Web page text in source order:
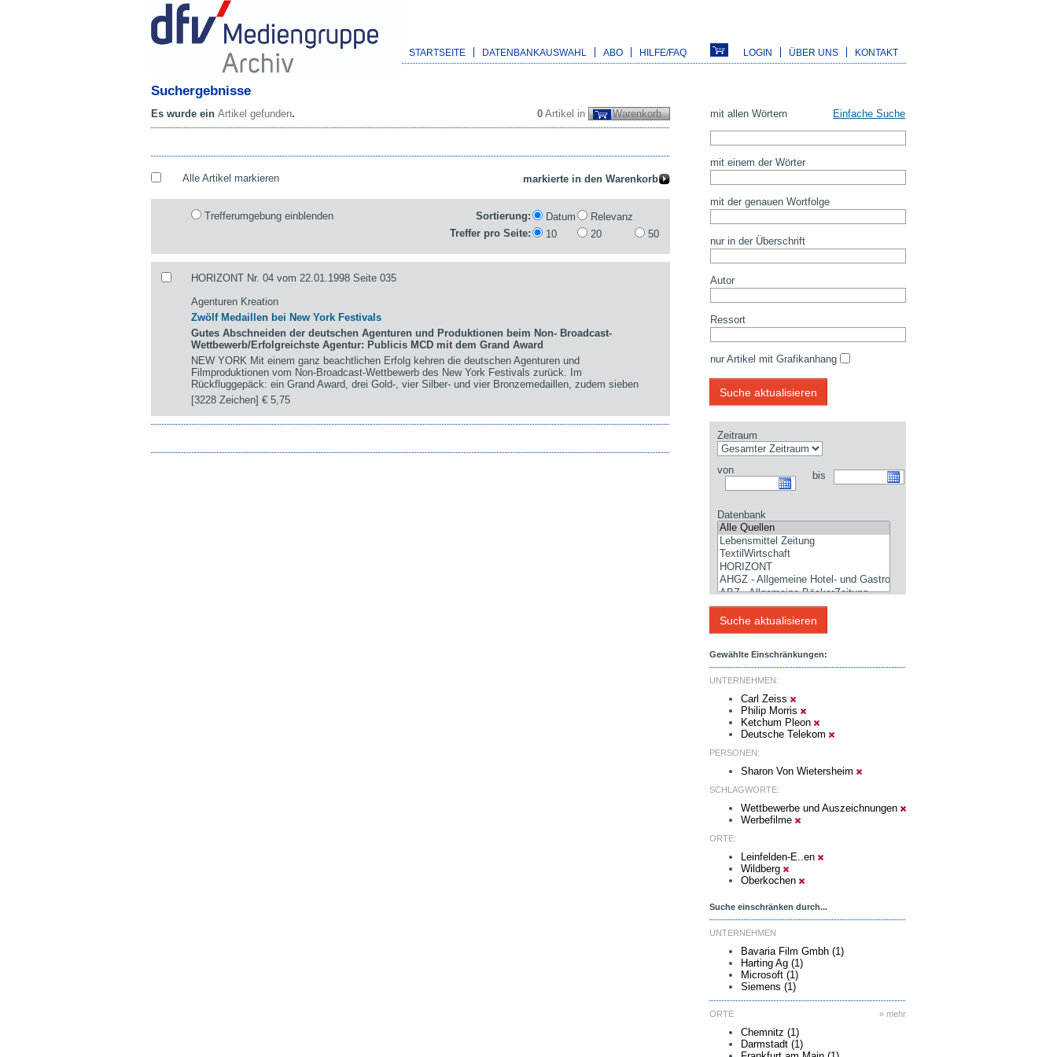
STARTSEITE DATENBANKAUSWAHL ABO HILFE/FAQ LOGIN ÜBER UNS KONTAKT
Suchergebnisse
0 Artikel in Warenkorb
Es wurde ein Artikel gefunden.
Alle Artikel markieren
Trefferumgebung einblenden Sortierung: Datum
Relevanz
Treffer pro Seite:
10 20 50
HORIZONT Nr. 04 vom 22.01.1998 Seite 035
Agenturen Kreation
Zwölf Medaillen bei New York Festivals
Gutes Abschneiden der deutschen Agenturen und Produktionen beim Non- Broadcast-
Wettbewerb/Erfolgreichste Agentur: Publicis MCD mit dem Grand Award
NEW YORK Mit einem ganz beachtlichen Erfolg kehren die deutschen Agenturen und
Filmproduktionen vom Non-Broadcast-Wettbewerb des New York Festivals zurück. Im
Rückfluggepäck: ein Grand Award, drei Gold-, vier Silber- und vier Bronzemedaillen, zudem sieben
[3228 Zeichen]€ 5,75
mit allen Wörtern Einfache Suche
mit einem der Wörter
mit der genauen Wortfolge
nur in der Überschrift
Autor
Ressort
nur Artikel mit Grafikanhang
Zeitraum
von bis
Datenbank
Gewählte Einschränkungen:
UNTERNEHMEN:
Carl Zeiss
Philip Morris
Ketchum Pleon
Deutsche Telekom
PERSONEN:
Sharon Von Wietersheim
SCHLAGWORTE:
Wettbewerbe und Auszeichnungen
Werbefilme
ORTE:
Leinfelden-E..en
Wildberg
Oberkochen
Suche einschränken durch...
UNTERNEHMEN
Bavaria Film Gmbh (1)
Harting Ag (1)
Microsoft (1)
Siemens (1)
» mehr
ORTE
Chemnitz (1)
Darmstadt (1)